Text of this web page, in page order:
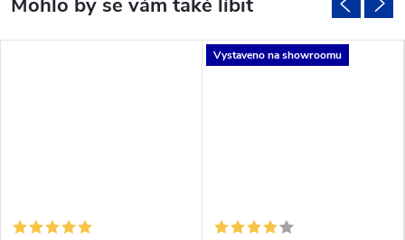
Vystaveno na showroomu